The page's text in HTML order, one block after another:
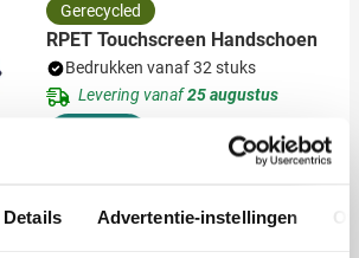
Details Advertentie-instellingen
Gerecycled
RPET Touchscreen Handschoen
Bedrukken vanaf 32 stuks
Levering vanaf25 augustus